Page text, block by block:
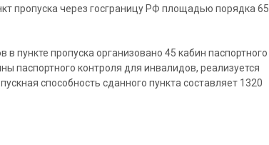
пропуска через госграницу РФ площадью порядка 65
пункте пропуска организовано 45 кабин паспортного
паспортного контроля для инвалидов, реализуется
способность сданного пункта составляет 1320